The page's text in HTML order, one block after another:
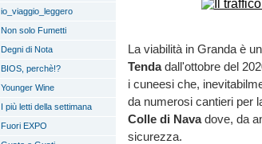
io_viaggio_leggero
Non solo Fumetti
Degni di Nota
BIOS, perchè!?
Younger Wine
I più letti della settimana
Fuori EXPO
La viabilità in Granda è
Tendadall'ottobre del
i cuneesi che,
da numerosi cantieri per
Colle di Navadove, da
sicurezza.